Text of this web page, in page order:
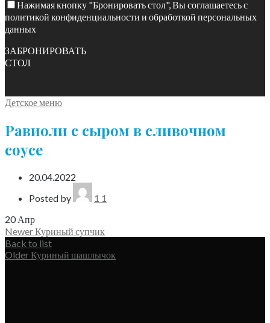
Нажимая кнопку "Бронировать стол", Вы соглашаетесь с
политикой конфиденциальности и обработкой персональных
данных
ЗАБРОНИРОВАТЬ
СТОЛ
Детское меню
Равиоли с сыром в сливочном
coyce
20.04.2022
Posted by
1 1
20Апр
NewerКуриный супчик
Back to list
OlderКуриный шашлычок